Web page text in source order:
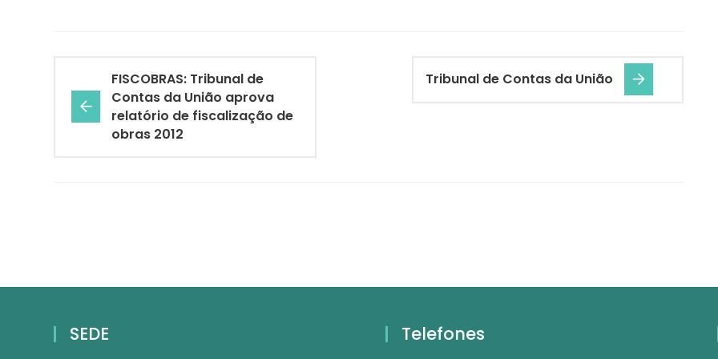
FISCOBRAS: Tribunal de
Contas da União aprova
relatório de fiscalização de
obras 2012
Tribunal de Contas da União
SEDE Telefones